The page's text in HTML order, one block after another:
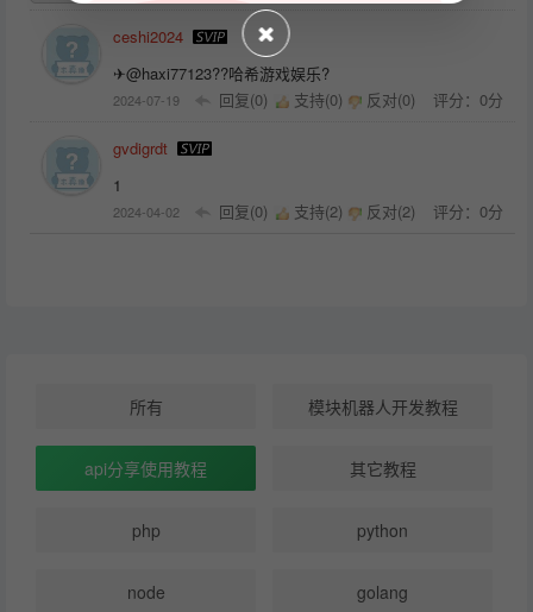
ceshi2024
✈@haxi77123??哈希游戏娱乐?
2024-07-19 回复(0) 支持(0) 反对(0) 评分：0分
gvdigrdt
1
2024-04-02 回复(0) 支持(2) 反对(2) 评分：0分
所有 模块机器人开发教程
api分享使用教程 其它教程
php python
node golang